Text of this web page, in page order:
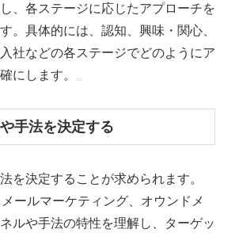
、各ステージに応じたアプローチを
。具体的には、認知、興味・関心、
社などの各ステージでどのようにア
にします。
手法を決定する
を決定することが求められます。
ールマーケティング、オウンドメ
ルや手法の特性を理解し、ターゲッ